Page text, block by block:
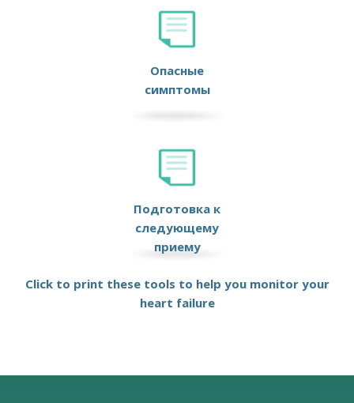
Опасные
симптомы
Подготовка к
следующему
приему
Click to print these tools to help you monitor your
heart failure